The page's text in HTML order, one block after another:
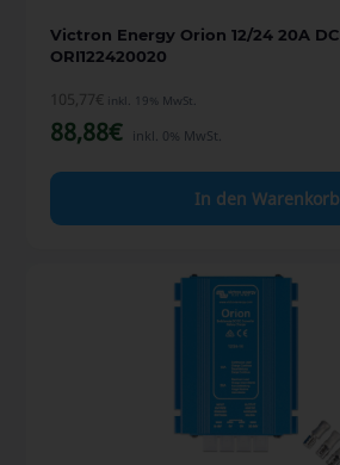
Victron Energy Orion 12/24 20A DC-DC Wandler
ORI122420020
105,77€ inkl. 19% MwSt.
88,88€ inkl. 0% MwSt.
In den Warenkorb